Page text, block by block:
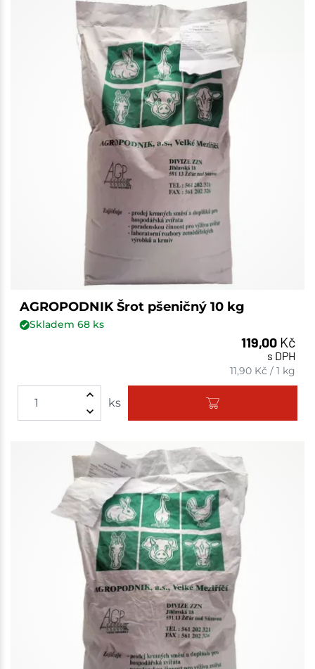
AGROPODNIK Šrot pšeničný 10 kg
Skladem 68ks
119,00 Kč
s DPH
11,90 Kč /1 kg
ks